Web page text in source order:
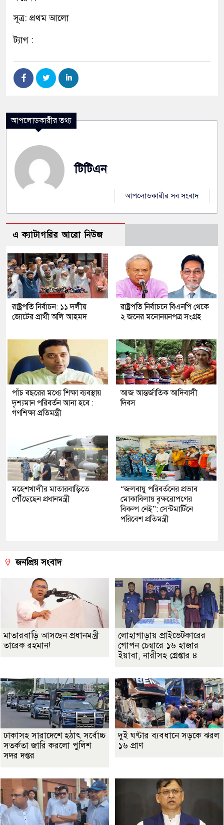
সূত্র: প্রথম আলো
ট্যাগ :
আপলোডকারীর তথ্য
টিটিএন
আপলোডকারীর সব সংবাদ
এ ক্যাটাগরির আরো নিউজ
রাষ্ট্রপতি নির্বাচন: ১১ দলীয়
জোটের প্রার্থী অলি আহমদ
রাষ্ট্রপতি নির্বাচনে বিএনপি থেকে
২ জনের মনোনয়নপত্র সংগ্রহ
পাঁচ বছরের মধ্যে শিক্ষা ব্যবস্থায়
দৃশ্যমান পরিবর্তন আনা হবে :
গণশিক্ষা প্রতিমন্ত্রী
আজ আন্তর্জাতিক আদিবাসী
দিবস
মহেশখালীর মাতারবাড়িতে
পৌঁছেছেন প্রধানমন্ত্রী
“জলবায়ু পরিবর্তনের প্রভাব
মোকাবিলায় বৃক্ষরোপণের
বিকল্প নেই”: সেন্টমার্টিনে
পরিবেশ প্রতিমন্ত্রী
জনপ্রিয় সংবাদ
মাতারবাড়ি আসছেন প্রধানমন্ত্রী
তারেক রহমান!
লোহাগাড়ায় প্রাইভেটকারের
গোপন চেম্বারে ১৬ হাজার
ইয়াবা, নারীসহ গ্রেপ্তার ৪
ঢাকাসহ সারাদেশে হঠাৎ সর্বোচ্চ
সতর্কতা জা‌রি করলো পুলিশ
সদর দপ্তর
দুই ঘণ্টার ব্যবধানে সড়কে ঝরল
১৬ প্রাণ